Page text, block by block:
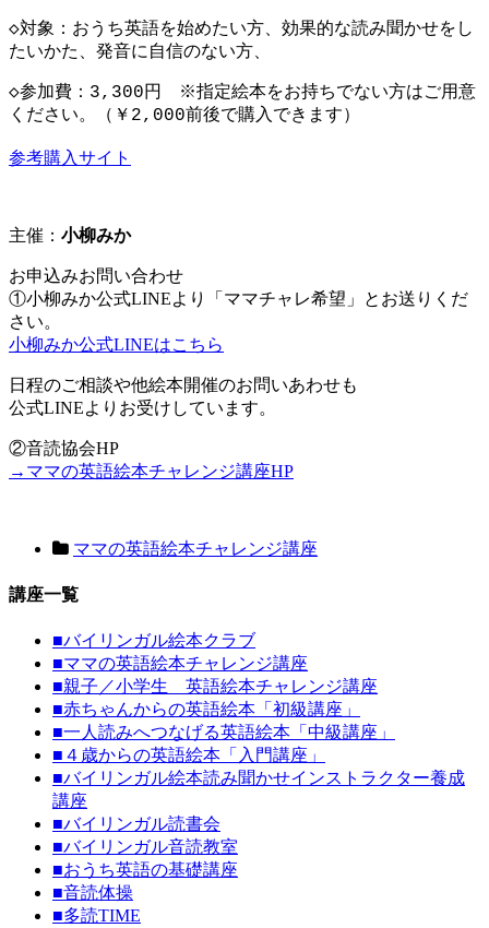
◇対象：おうち英語を始めたい方、効果的な読み聞かせをし
たいかた、発音に自信のない方、
◇参加費：3,300円
※指定絵本をお持ちでない方はご用意
ください。（￥2,000前後で購入できます）
参考購入サイト
主催： 小柳みか
お申込みお問い合わせ
①小柳みか公式LINEより「ママチャレ希望」とお送りくだ
さい。
小柳みか公式LINEはこちら
日程のご相談や他絵本開催のお問いあわせも
公式LINEよりお受けしています。
②音読協会HP
→ママの英語絵本チャレンジ講座HP
ママの英語絵本チャレンジ講座
講座一覧
■バイリンガル絵本クラブ
■ママの英語絵本チャレンジ講座
■親子／小学生 英語絵本チャレンジ講座
■赤ちゃんからの英語絵本「初級講座」
■一人読みへつなげる英語絵本「中級講座」
■ ４歳からの英語絵本「入門講座」
■バイリンガル絵本読み聞かせインストラクター養成
講座
■バイリンガル読書会
■バイリンガル音読教室
■おうち英語の基礎講座
■音読体操
■多読TIME